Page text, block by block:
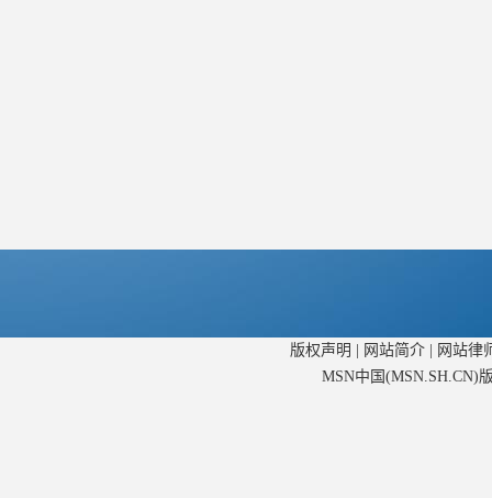
版权声明 网站简介|
网站律
MSN中国(MSN.SH.CN)